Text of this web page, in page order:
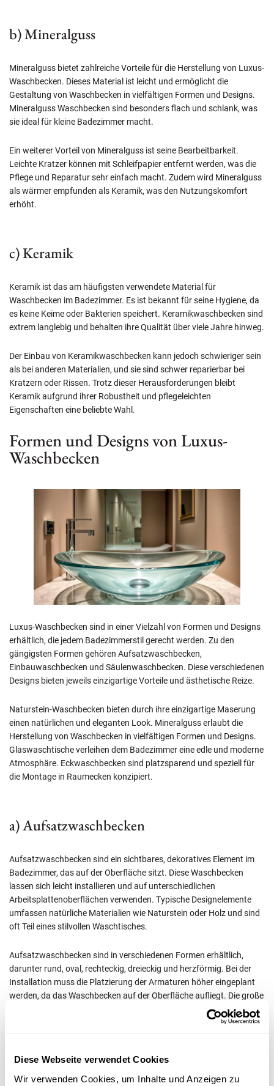
Diese Webseite verwendet Cookies
Wir verwenden Cookies, um Inhalte und Anzeigen zu
b) Mineralguss
Mineralguss bietet zahlreiche Vorteile für die Herstellung von Luxus-
Waschbecken. Dieses Material ist leicht und ermöglicht die
Gestaltung von Waschbecken in vielfältigen Formen und Designs.
Mineralguss Waschbecken sind besonders flach und schlank, was
sie ideal für kleine Badezimmer macht.
Ein weiterer Vorteil von Mineralguss ist seine Bearbeitbarkeit.
Leichte Kratzer können mit Schleifpapier entfernt werden, was die
Pflege und Reparatur sehr einfach macht. Zudem wird Mineralguss
als wärmer empfunden als Keramik, was den Nutzungskomfort
erhöht.
c) Keramik
Keramik ist das am häufigsten verwendete Material für
Waschbecken im Badezimmer. Es ist bekannt für seine Hygiene, da
es keine Keime oder Bakterien speichert. Keramikwaschbecken sind
extrem langlebig und behalten ihre Qualität über viele Jahre hinweg.
Der Einbau von Keramikwaschbecken kann jedoch schwieriger sein
als bei anderen Materialien, und sie sind schwer reparierbar bei
Kratzern oder Rissen. Trotz dieser Herausforderungen bleibt
Keramik aufgrund ihrer Robustheit und pflegeleichten
Eigenschaften eine beliebte Wahl.
Formen und Designs von Luxus-
Waschbecken
Luxus-Waschbecken sind in einer Vielzahl von Formen und Designs
erhältlich, die jedem Badezimmerstil gerecht werden. Zu den
gängigsten Formen gehören Aufsatzwaschbecken,
Einbauwaschbecken und Säulenwaschbecken. Diese verschiedenen
Designs bieten jeweils einzigartige Vorteile und ästhetische Reize.
Naturstein-Waschbecken bieten durch ihre einzigartige Maserung
einen natürlichen und eleganten Look. Mineralguss erlaubt die
Herstellung von Waschbecken in vielfältigen Formen und Designs.
Glaswaschtische verleihen dem Badezimmer eine edle und moderne
Atmosphäre. Eckwaschbecken sind platzsparend und speziell für
die Montage in Raumecken konzipiert.
a) Aufsatzwaschbecken
Aufsatzwaschbecken sind ein sichtbares, dekoratives Element im
Badezimmer, das auf der Oberfläche sitzt. Diese Waschbecken
lassen sich leicht installieren und auf unterschiedlichen
Arbeitsplattenoberflächen verwenden. Typische Designelemente
umfassen natürliche Materialien wie Naturstein oder Holz und sind
oft Teil eines stilvollen Waschtisches.
Aufsatzwaschbecken sind in verschiedenen Formen erhältlich,
darunter rund, oval, rechteckig, dreieckig und herzförmig. Bei der
Installation muss die Platzierung der Armaturen höher eingeplant
werden, da das Waschbecken auf der Oberfläche aufliegt. Die große
freiliegende Fläche kann die Reinigung komplizierter machen. Daher
b) Einbauwaschbecken